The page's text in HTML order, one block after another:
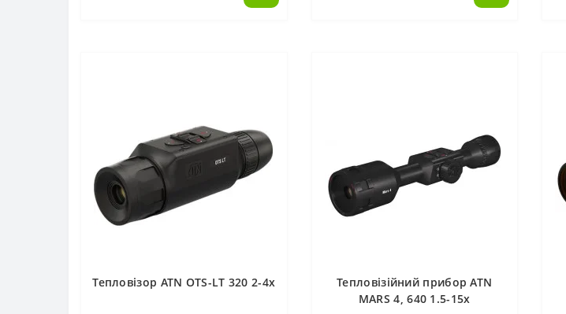
Тепловізор ATN OTS-LT 320 2-4x
Тепловізійний прибор ATN
MARS 4, 640 1.5-15x